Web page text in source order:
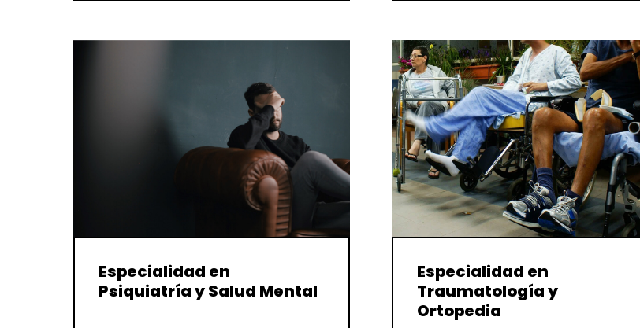
Especialidad en
Psiquiatría y Salud Mental
Especialidad en
Traumatología y
Ortopedia